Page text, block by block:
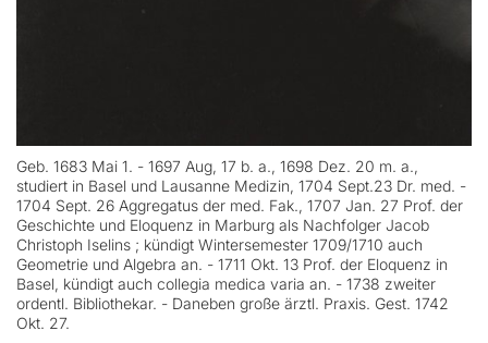
Geb. 1683 Mai 1. - 1697 Aug, 17 b. a., 1698 Dez. 20 m. a.,
studiert in Basel und Lausanne Medizin, 1704 Sept.23 Dr. med. -
1704 Sept. 26 Aggregatus der med. Fak., 1707 Jan. 27 Prof. der
Geschichte und Eloquenz in Marburg als Nachfolger Jacob
Christoph Iselins ; kündigt Wintersemester 1709/1710 auch
Geometrie und Algebra an. - 1711 Okt. 13 Prof. der Eloquenz in
Basel, kündigt auch collegia medica varia an. - 1738 zweiter
ordentl. Bibliothekar. - Daneben große ärztl. Praxis. Gest. 1742
Okt. 27.